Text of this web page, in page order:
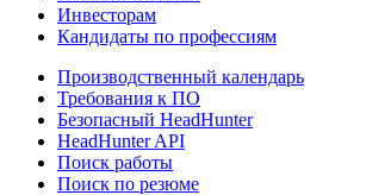
Инвесторам
Кандидаты по профессиям
Производственный календарь
Требования к ПО
Безопасный HeadHunter
HeadHunter API
Поиск работы
Поиск по резюме